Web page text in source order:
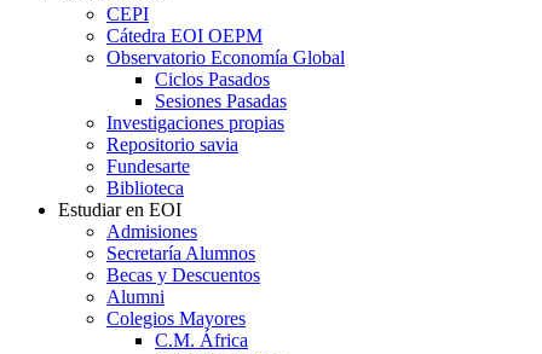
CEPI
Cátedra EOI OEPM
Observatorio Economía Global
Ciclos Pasados
Sesiones Pasadas
Investigaciones propias
Repositorio savia
Fundesarte
Biblioteca
Estudiar en EOI
Admisiones
Secretaría Alumnos
Becas y Descuentos
Alumni
Colegios Mayores
C.M. África